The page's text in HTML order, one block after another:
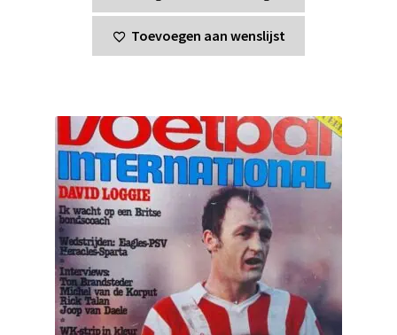
Toevoegen aan wenslijst